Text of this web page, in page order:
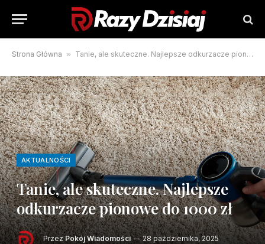
Strona Główna » Tanie, ale skuteczne. Najlepsze odkurzacze pionowe do 1000 zł
AKTUALNOŚCI
Tanie, ale skuteczne. Najlepsze
odkurzacze pionowe do 1000 zł
Przez Pokój Wiadomości 28 października, 2025